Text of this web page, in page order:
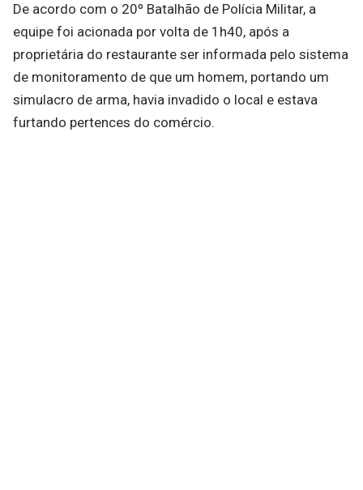
De acordo com o 20º Batalhão de Polícia Militar, a
equipe foi acionada por volta de 1h40, após a
proprietária do restaurante ser informada pelo sistema
de monitoramento de que um homem, portando um
simulacro de arma, havia invadido o local e estava
furtando pertences do comércio.